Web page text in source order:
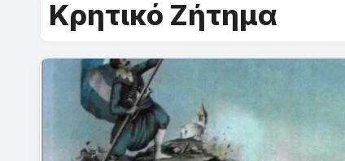
Κρητικό Ζήτημα